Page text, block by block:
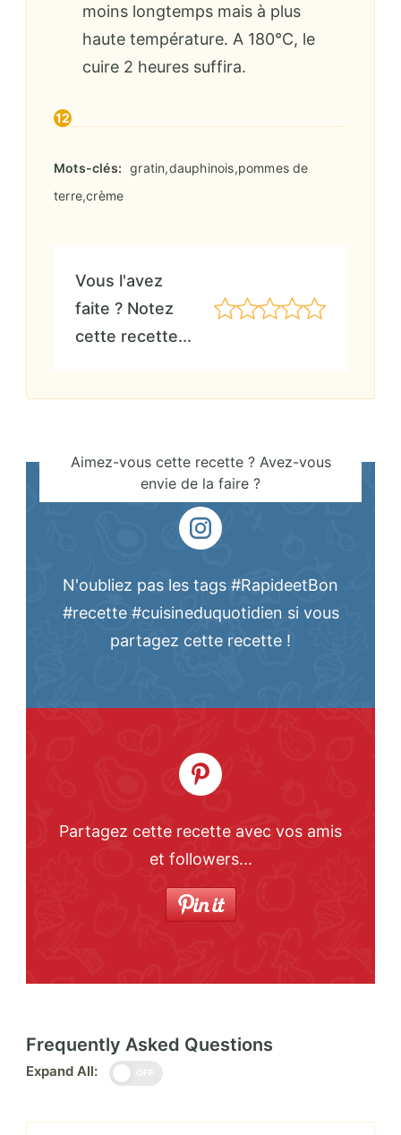
moins longtemps mais à plus
haute température. A 180°C, le
cuire 2 heures suffira.
Mots-clés: gratin,dauphinois,pommes de
terre,crème
Vous l'avez
faite ? Notez
cette recette...
Aimez-vous cette recette ? Avez-vous
envie de la faire ?
N'oubliez pas les tags #RapideetBon
#recette #cuisineduquotidien si vous
partagez cette recette !
Partagez cette recette avec vos amis
et followers...
Frequently Asked Questions
Expand All: